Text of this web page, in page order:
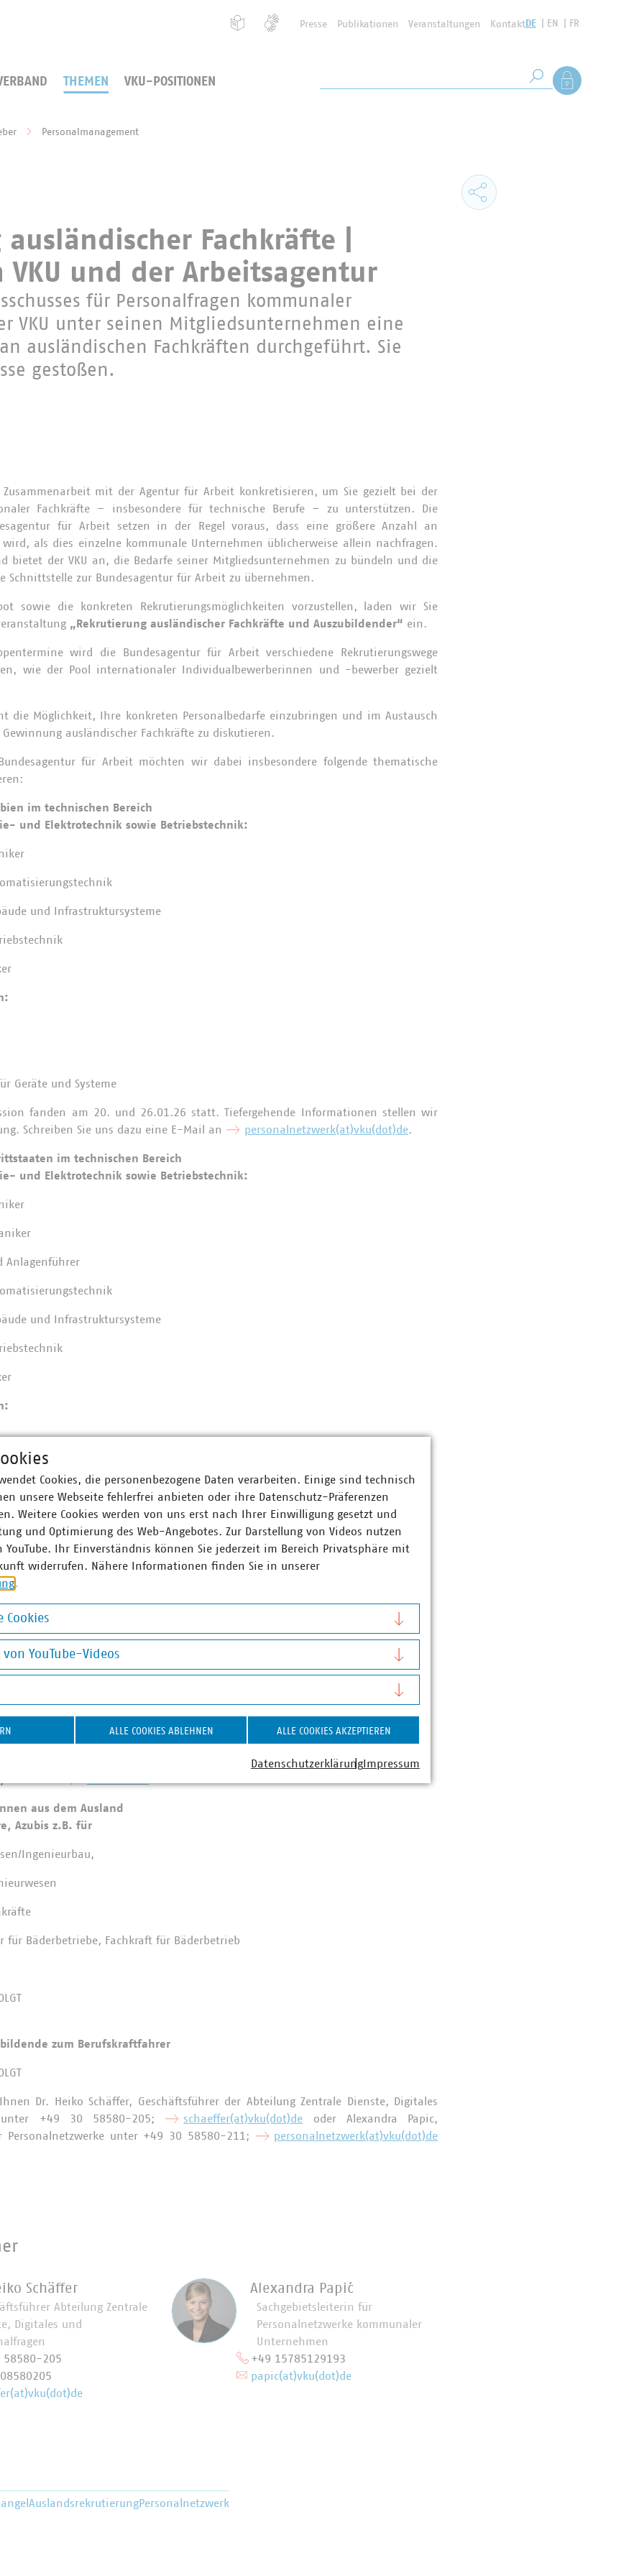
Presse Publikationen Veranstaltungen KontaktDE EN FR
THEMEN VKU-POSITIONEN Suche starten
Als Mitglied
Personalmanagement
Fachkräfte |
VKU und der Arbeitsagentur
für Personalfragen kommunaler
VKU unter seinen Mitgliedsunternehmen eine
ausländischen Fachkräften durchgeführt. Sie
gestoßen.
mit der Agentur für Arbeit konkretisieren, um Sie gezielt bei der
Fachkräfte – insbesondere für technische Berufe – zu unterstützen. Die
für Arbeit setzen in der Regel voraus, dass eine größere Anzahl an
als dies einzelne kommunale Unternehmen üblicherweise allein nachfragen.
bietet der VKU an, die Bedarfe seiner Mitgliedsunternehmen zu bündeln und die
Schnittstelle zur Bundesagentur für Arbeit zu übernehmen.
sowie die konkreten Rekrutierungsmöglichkeiten vorzustellen, laden wir Sie
„Rekrutierung ausländischer Fachkräfte und Auszubildender“ ein.
wird die Bundesagentur für Arbeit verschiedene Rekrutierungswege
wie der Pool internationaler Individualbewerberinnen und -bewerber gezielt
die Möglichkeit, Ihre konkreten Personalbedarfe einzubringen und im Austausch
Gewinnung ausländischer Fachkräfte zu diskutieren.
für Arbeit möchten wir dabei insbesondere folgende thematische
im technischen Bereich
und Elektrotechnik sowie Betriebstechnik:
und Infrastruktursysteme
Geräte und Systeme
fanden am 20. und 26.01.26 statt. Tiefergehende Informationen stellen wir
Schreiben Sie uns dazu eine E-Mail an
personalnetzwerk(at)vku(dot)de.
im technischen Bereich
und Elektrotechnik sowie Betriebstechnik:
Anlagenführer
und Infrastruktursysteme
Geräte und Systeme
10:00 Uhr: ANMELDUNG
in - Beton- und
in - Maurerarbeiten
aus dem Ausland
Azubis z.B. für
Ingenieurbau,
für Bäderbetriebe, Fachkraft für Bäderbetrieb
zum Berufskraftfahrer
Dr. Heiko Schäffer, Geschäftsführer der Abteilung Zentrale Dienste, Digitales
unter +49 30 58580-205;
schaeffer(at)vku(dot)de oder Alexandra Papic,
Personalnetzwerke unter +49 30 58580-211;
personalnetzwerk(at)vku(dot)de
Schäffer
Abteilung Zentrale
Digitales und
58580-205
Alexandra Papić
Sachgebietsleiterin für
Personalnetzwerke kommunaler
Unternehmen
+49 15785129193
papic(at)vku(dot)de
AuslandsrekrutierungPersonalnetzwerk
Cookies, die personenbezogene Daten verarbeiten. Einige sind technisch
unsere Webseite fehlerfrei anbieten oder ihre Datenschutz-Präferenzen
Weitere Cookies werden von uns erst nach Ihrer Einwilligung gesetzt und
und Optimierung des Web-Angebotes. Zur Darstellung von Videos nutzen
YouTube. Ihr Einverständnis können Sie jederzeit im Bereich Privatsphäre mit
widerrufen. Nähere Informationen finden Sie in unserer
.
Cookies
von YouTube-Videos
YouTube-Videos
ALLE COOKIES ABLEHNEN ALLE COOKIES AKZEPTIEREN
Datenschutzerklärung Impressum